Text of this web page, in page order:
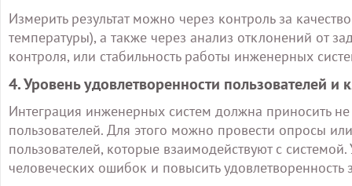
Измерить результат можно через контроль за
температуры), а также через анализ отклонений от
контроля, или стабильность работы инженерных
4. Уровень удовлетворенности пользователей и
Интеграция инженерных систем должна приносить
пользователей. Для этого можно провести опросы
пользователей, которые взаимодействуют с
человеческих ошибок и повысить удовлетворенность